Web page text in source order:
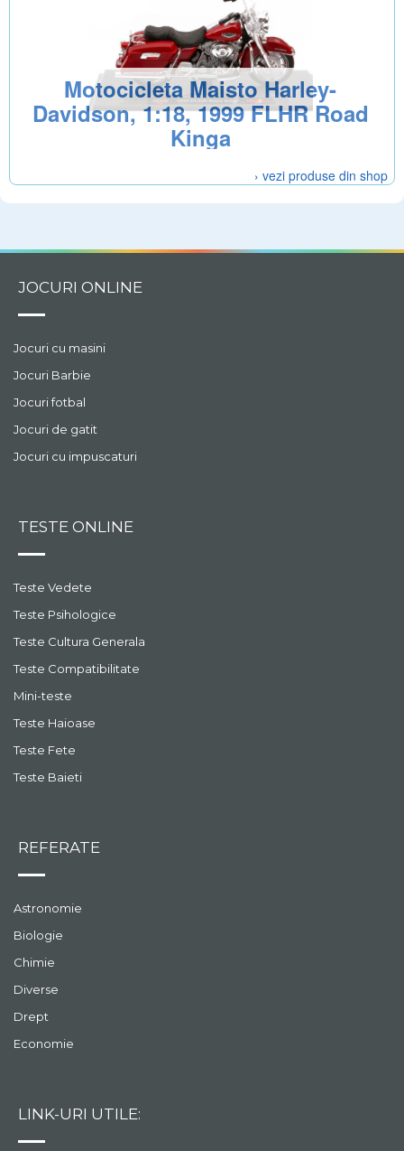
Motocicleta Maisto Harley-
Davidson, 1:18, 1999 FLHR Road
Kinga
› vezi produse din shop
JOCURI ONLINE
Jocuri cu masini
Jocuri Barbie
Jocuri fotbal
Jocuri de gatit
Jocuri cu impuscaturi
TESTE ONLINE
Teste Vedete
Teste Psihologice
Teste Cultura Generala
Teste Compatibilitate
Mini-teste
Teste Haioase
Teste Fete
Teste Baieti
REFERATE
Astronomie
Biologie
Chimie
Diverse
Drept
Economie
LINK-URI UTILE: